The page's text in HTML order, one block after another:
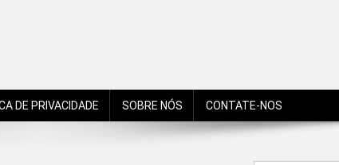
DE PRIVACIDADE SOBRE NÓS CONTATE-NOS